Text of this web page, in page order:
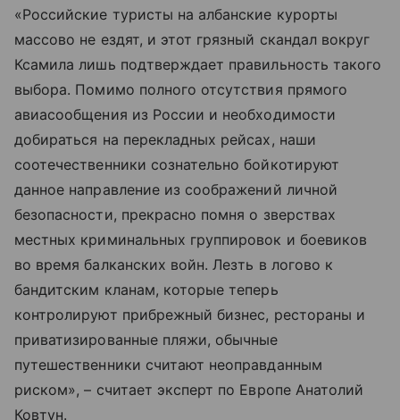
«Российские туристы на албанские курорты
массово не ездят, и этот грязный скандал вокруг
Ксамила лишь подтверждает правильность такого
выбора. Помимо полного отсутствия прямого
авиасообщения из России и необходимости
добираться на перекладных рейсах, наши
соотечественники сознательно бойкотируют
данное направление из соображений личной
безопасности, прекрасно помня о зверствах
местных криминальных группировок и боевиков
во время балканских войн. Лезть в логово к
бандитским кланам, которые теперь
контролируют прибрежный бизнес, рестораны и
приватизированные пляжи, обычные
путешественники считают неоправданным
риском», – считает эксперт по Европе Анатолий
Ковтун.